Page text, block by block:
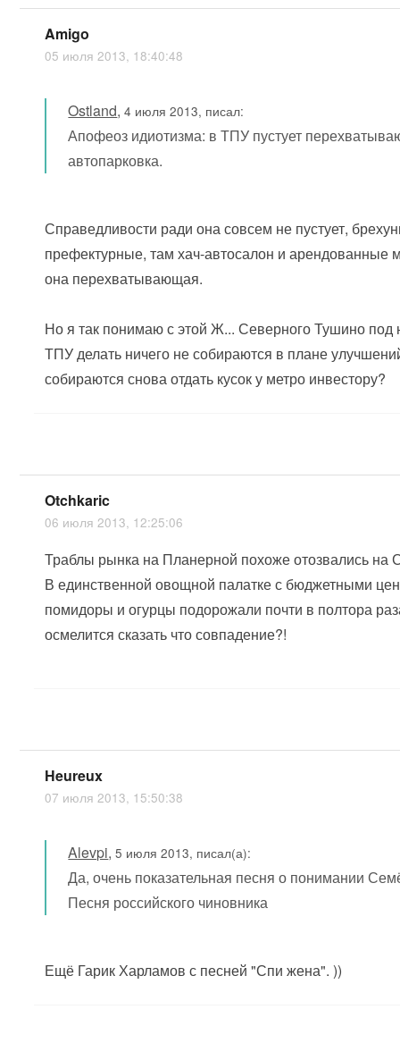
Amigo
05 июля 2013, 18:40:48
Ostland,4 июля 2013, писал:
Апофеоз идиотизма: в ТПУ пустует
автопарковка.
Справедливости ради она совсем не пустует,
префектурные, там хач-автосалон и арендованные
она перехватывающая.
Но я так понимаю с этой Ж... Северного Тушино под
ТПУ делать ничего не собираются в плане
собираются снова отдать кусок у метро инвестору?
Otchkaric
06 июля 2013, 12:25:06
Траблы рынка на Планерной похоже отозвались на
В единственной овощной палатке с бюджетными
помидоры и огурцы подорожали почти в полтора
осмелится сказать что совпадение?!
Heureux
07 июля 2013, 15:50:38
Alevpi,5 июля 2013, писал(а):
Да, очень показательная песня о понимании
Песня российского чиновника
Ещё Гарик Харламов с песней "Спи жена". ))